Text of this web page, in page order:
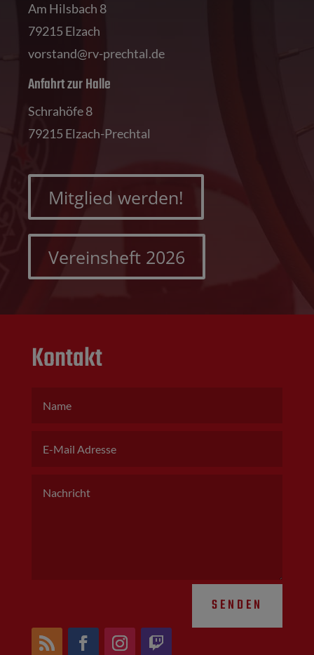
Am Hilsbach 8
79215 Elzach
vorstand@rv-prechtal.de
Anfahrt zur Halle
Schrahöfe 8
79215 Elzach-Prechtal
Mitglied werden!
Vereinsheft 2026
Kontakt
SENDEN